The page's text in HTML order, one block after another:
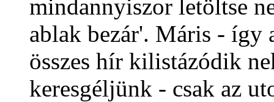
mindannyiszor letöltse
ablak bezár'. Máris - így
összes hír kilistázódik
keresgéljünk - csak az